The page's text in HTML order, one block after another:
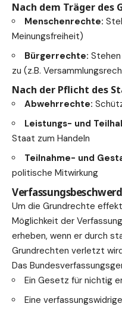
Nach dem Träger des
Menschenrechte:
Meinungsfreiheit)
Bürgerrechte:
zu (z.B.
Nach der Pflicht des
Abwehrrechte:
Leistungs- und
Staat zum Handeln
Teilnahme- und
politische Mitwirkung
Um die Grundrechte
Möglichkeit der
erheben, wenn er durch
Grundrechten verletzt
Das
Ein Gesetz für nichtig
Eine